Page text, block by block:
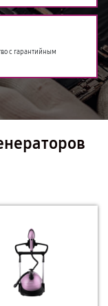
с гарантийным